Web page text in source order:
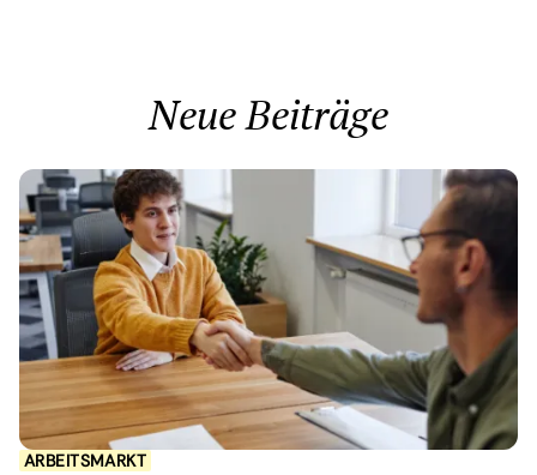
Neue Beiträge
ARBEITSMARKT